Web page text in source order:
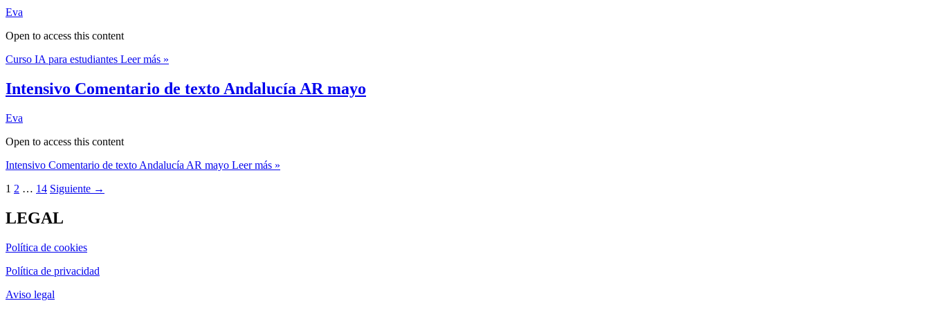
Eva
Open to access this content
Curso IA para estudiantes Leer más »
Intensivo Comentario de texto Andalucía AR mayo
Eva
Open to access this content
Intensivo Comentario de texto Andalucía AR mayo Leer más »
1 2 … 14 Siguiente →
LEGAL
Política de cookies
Política de privacidad
Aviso legal